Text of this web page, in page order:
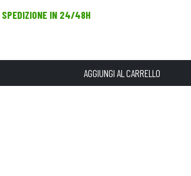
IN 24/48H
AGGIUNGI AL CARRELLO